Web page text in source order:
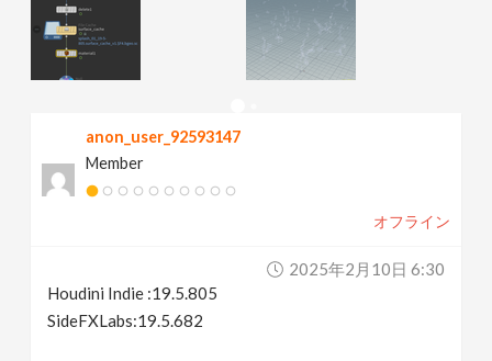
anon_user_92593147
Member
オフライン
2025年2月10日 6:30
Houdini Indie :19.5.805
SideFXLabs:19.5.682